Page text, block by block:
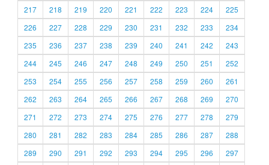
217
218 219 220 221 222 223 224
225
226
227 228 229 230 231 232 233
234
235
236 237 238 239 240 241 242
243
244
245 246 247 248 249 250 251
252
253
254 255 256 257 258 259 260
261
262
263 264 265 266 267 268 269
270
271
272 273 274 275 276 277 278
279
280
281 282 283 284 285 286 287
288
289
290 291 292 293 294 295 296
297